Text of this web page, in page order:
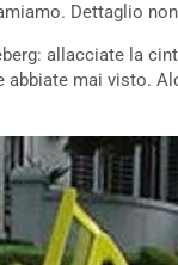
Dettaglio
allacciate la
abbiate mai visto.